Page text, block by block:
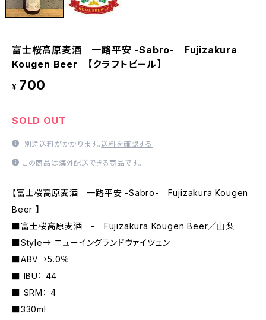
富士桜高原麦酒 一路平安 -Sabro- Fujizakura
Kougen Beer 【クラフトビール】
¥ 700
SOLD OUT
別途送料がかかります。送料を確認する
この商品は海外配送できる商品です。
【富士桜高原麦酒 一路平安 -Sabro- Fujizakura Kougen
Beer 】
■富士桜高原麦酒 - Fujizakura Kougen Beer／山梨
■Style→ ニューイングランドヴァイツェン
■ABV→5.0％
■ IBU： 44
■ SRM： 4
■330ml